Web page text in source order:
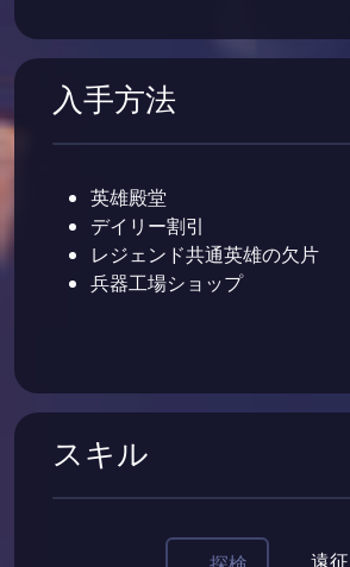
入手方法
英雄殿堂
デイリー割引
レジェンド共通英雄の欠片
兵器工場ショップ
スキル
遠征